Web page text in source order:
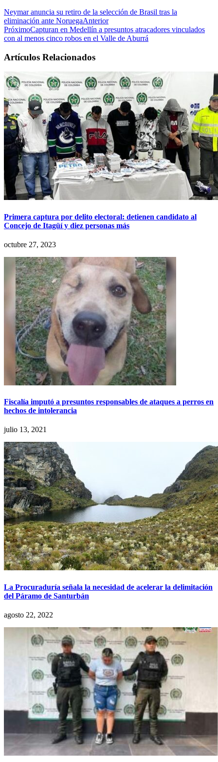
Neymar anuncia su retiro de la selección de Brasil tras la
eliminación ante NoruegaAnterior
PróximoCapturan en Medellín a presuntos atracadores vinculados
con al menos cinco robos en el Valle de Aburrá
Artículos Relacionados
Primera captura por delito electoral: detienen candidato al
Concejo de Itagüí y diez personas más
octubre 27, 2023
Fiscalía imputó a presuntos responsables de ataques a perros en
hechos de intolerancia
julio 13, 2021
La Procuraduría señala la necesidad de acelerar la delimitación
del Páramo de Santurbán
agosto 22, 2022